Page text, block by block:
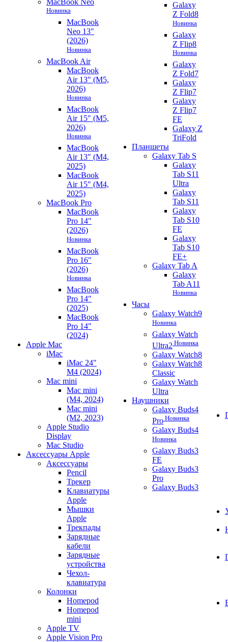
MacBook Neo
Новинка
MacBook
Neo 13"
(2026)
Новинка
MacBook Air
MacBook
Air 13" (M5,
2026)
Новинка
MacBook
Air 15" (M5,
2026)
Новинка
MacBook
Air 13" (M4,
2025)
MacBook
Air 15" (M4,
2025)
MacBook Pro
MacBook
Pro 14"
(2026)
Новинка
MacBook
Pro 16"
(2026)
Новинка
MacBook
Pro 14"
(2025)
MacBook
Pro 14"
(2024)
Apple Mac
iMac
iMac 24"
M4 (2024)
Mac mini
Mac mini
(M4, 2024)
Mac mini
(M2, 2023)
Apple Studio
Display
Mac Studio
Аксессуары Apple
Аксессуары
Pencil
Трекер
Клавиатуры
Apple
Мышки
Apple
Трекпады
Зарядные
кабели
Зарядные
устройства
Чехол-
клавиатура
Колонки
Homepod
Homepod
mini
Apple TV
Apple Vision Pro
Galaxy
Z Fold8
Новинка
Galaxy
Z Flip8
Новинка
Galaxy
Z Fold7
Galaxy
Z Flip7
Galaxy
Z Flip7
FE
Galaxy Z
TriFold
Планшеты
Galaxy Tab S
Galaxy
Tab S11
Ultra
Galaxy
Tab S11
Galaxy
Tab S10
FE
Galaxy
Tab S10
FE+
Galaxy Tab A
Galaxy
Tab A11
Новинка
Часы
Galaxy Watch9
Новинка
Galaxy Watch
Ultra2 Новинка
Galaxy Watch8
Galaxy Watch8
Classic
Galaxy Watch
Ultra
Наушники
Galaxy Buds4
Pro Новинка
Galaxy Buds4
Новинка
Galaxy Buds3
FE
Galaxy Buds3
Pro
Galaxy Buds3